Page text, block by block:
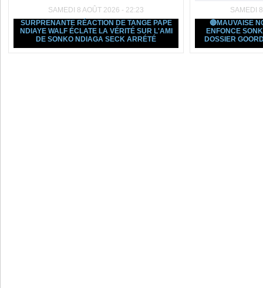
SAMEDI 8 AOÛT 2026 - 22:23
SURPRENANTE RÉACTION DE TANGE PAPE
NDIAYE WALF ÉCLATE LA VÉRITÉ SUR L'AMI
DE SONKO NDIAGA SECK ARRÉTÉ
SAMEDI
🔴MAUVAISE
ENFONCE
DOSSIER